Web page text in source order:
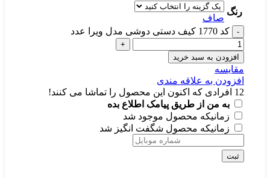
رنگ
صاف
کد 1770 کیف دستی دوشی مدل ویرا عدد
افزودن به سبد خرید
مقايسه
افزودن به علاقه مندی
12 افرادی که اکنون این محصول را تماشا می کنند!
به من از طریق پیامک اطلاع بده
زمانیکه محصول موجود شد
زمانیکه محصول شگفت انگیز شد
ثبت